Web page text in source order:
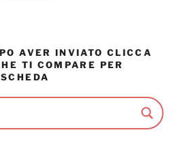
AVER INVIATO CLICCA
TI COMPARE PER